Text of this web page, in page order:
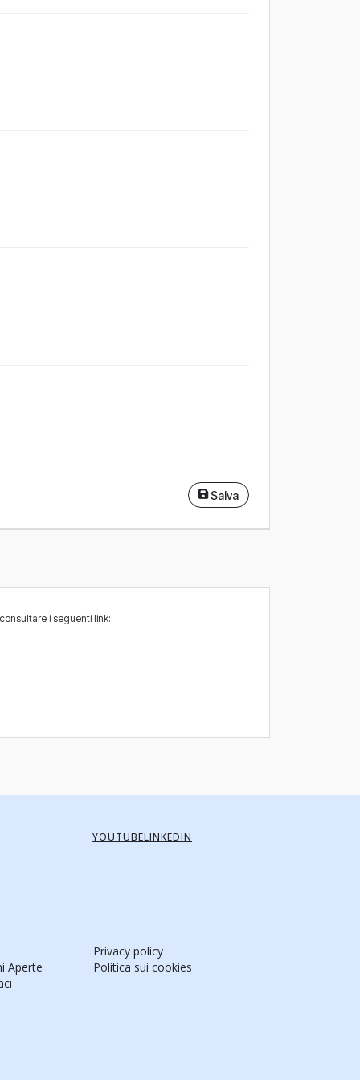
Salva
i seguenti link:
YOUTUBELINKEDIN
Aperte
Privacy policy
Politica sui cookies